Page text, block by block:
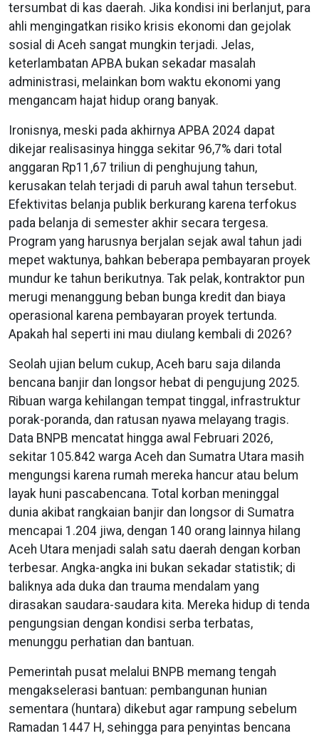
tersumbat di kas daerah. Jika kondisi ini berlanjut, para
ahli mengingatkan risiko krisis ekonomi dan gejolak
sosial di Aceh sangat mungkin terjadi. Jelas,
keterlambatan APBA bukan sekadar masalah
administrasi, melainkan bom waktu ekonomi yang
mengancam hajat hidup orang banyak.
Ironisnya, meski pada akhirnya APBA 2024 dapat
dikejar realisasinya hingga sekitar 96,7% dari total
anggaran Rp11,67 triliun di penghujung tahun,
kerusakan telah terjadi di paruh awal tahun tersebut.
Efektivitas belanja publik berkurang karena terfokus
pada belanja di semester akhir secara tergesa.
Program yang harusnya berjalan sejak awal tahun jadi
mepet waktunya, bahkan beberapa pembayaran proyek
mundur ke tahun berikutnya. Tak pelak, kontraktor pun
merugi menanggung beban bunga kredit dan biaya
operasional karena pembayaran proyek tertunda.
Apakah hal seperti ini mau diulang kembali di 2026?
Seolah ujian belum cukup, Aceh baru saja dilanda
bencana banjir dan longsor hebat di pengujung 2025.
Ribuan warga kehilangan tempat tinggal, infrastruktur
porak-poranda, dan ratusan nyawa melayang tragis.
Data BNPB mencatat hingga awal Februari 2026,
sekitar 105.842 warga Aceh dan Sumatra Utara masih
mengungsi karena rumah mereka hancur atau belum
layak huni pascabencana. Total korban meninggal
dunia akibat rangkaian banjir dan longsor di Sumatra
mencapai 1.204 jiwa, dengan 140 orang lainnya hilang
Aceh Utara menjadi salah satu daerah dengan korban
terbesar. Angka-angka ini bukan sekadar statistik; di
baliknya ada duka dan trauma mendalam yang
dirasakan saudara-saudara kita. Mereka hidup di tenda
pengungsian dengan kondisi serba terbatas,
menunggu perhatian dan bantuan.
Pemerintah pusat melalui BNPB memang tengah
mengakselerasi bantuan: pembangunan hunian
sementara (huntara) dikebut agar rampung sebelum
Ramadan 1447 H, sehingga para penyintas bencana